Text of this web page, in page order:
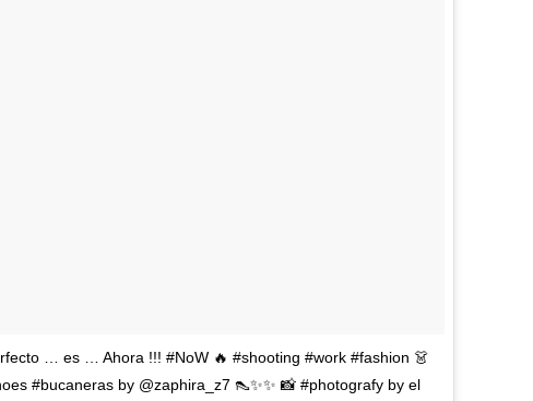
… es … Ahora !!! #NoW 🔥 #shooting #work #fashion 👗
#bucaneras by @zaphira_z7 👠✨✨ 📸 #photografy by el